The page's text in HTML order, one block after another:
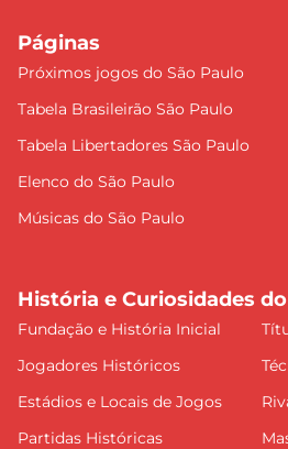
Páginas
Próximos jogos do São Paulo
Tabela Brasileirão São Paulo
Tabela Libertadores São Paulo
Elenco do São Paulo
Músicas do São Paulo
História e Curiosidades
Fundação e História Inicial
Jogadores Históricos
Estádios e Locais de Jogos
Partidas Históricas